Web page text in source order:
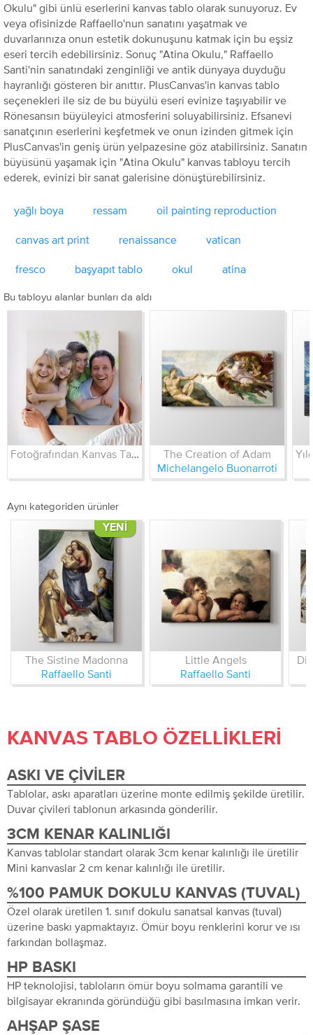
Okulu" gibi ünlü eserlerini kanvas tablo olarak sunuyoruz. Ev
veya ofisinizde Raffaello'nun sanatını yaşatmak ve
duvarlarınıza onun estetik dokunuşunu katmak için bu eşsiz
eseri tercih edebilirsiniz. Sonuç "Atina Okulu," Raffaello
Santi'nin sanatındaki zenginliği ve antik dünyaya duyduğu
hayranlığı gösteren bir anıttır. PlusCanvas'in kanvas tablo
seçenekleri ile siz de bu büyülü eseri evinize taşıyabilir ve
Rönesansın büyüleyici atmosferini soluyabilirsiniz. Efsanevi
sanatçının eserlerini keşfetmek ve onun izinden gitmek için
PlusCanvas'in geniş ürün yelpazesine göz atabilirsiniz. Sanatın
büyüsünü yaşamak için "Atina Okulu" kanvas tabloyu tercih
ederek, evinizi bir sanat galerisine dönüştürebilirsiniz.
yağlı boya ressam oil painting reproduction
canvas art print renaissance vatican
fresco başyapıt tablo okul atina
Bu tabloyu alanlar bunları da aldı
Fotoğrafından Kanvas Tablo
The Creation of Adam
Michelangelo Buonarroti
Aynı kategoriden ürünler
YENI
The Sistine Madonna
Raffaello Santi
Little Angels
Raffaello Santi
KANVAS TABLO ÖZELLIKLERI
ASKI VE ÇIVILER
Tablolar, askı aparatları üzerine monte edilmiş şekilde üretilir.
Duvar çivileri tablonun arkasında gönderilir.
3CM KENAR KALINLIĞI
Kanvas tablolar standart olarak 3cm kenar kalınlığı ile üretilir
Mini kanvaslar 2 cm kenar kalınlığı ile üretilir.
%100 PAMUK DOKULU KANVAS (TUVAL)
Özel olarak üretilen 1. sınıf dokulu sanatsal kanvas (tuval)
üzerine baskı yapmaktayız. Ömür boyu renklerini korur ve ısı
farkından bollaşmaz.
HP BASKI
HP teknolojisi, tabloların ömür boyu solmama garantili ve
bilgisayar ekranında göründüğü gibi basılmasına imkan verir.
AHŞAP ŞASE